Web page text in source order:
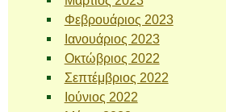
Φεβρουάριος 2023
Ιανουάριος 2023
Οκτώβριος 2022
Σεπτέμβριος 2022
Ιούνιος 2022